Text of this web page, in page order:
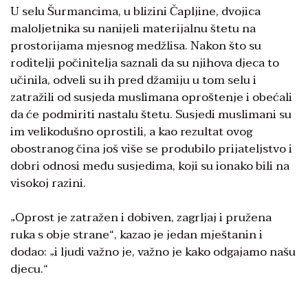
U selu Šurmancima, u blizini Čapljine, dvojica
maloljetnika su nanijeli materijalnu štetu na
prostorijama mjesnog medžlisa. Nakon što su
roditelji počinitelja saznali da su njihova djeca to
učinila, odveli su ih pred džamiju u tom selu i
zatražili od susjeda muslimana oproštenje i obećali
da će podmiriti nastalu štetu. Susjedi muslimani su
im velikodušno oprostili, a kao rezultat ovog
obostranog čina još više se produbilo prijateljstvo i
dobri odnosi među susjedima, koji su ionako bili na
visokoj razini.
„Oprost je zatražen i dobiven, zagrljaj i pružena
ruka s obje strane“, kazao je jedan mještanin i
dodao: „i ljudi važno je, važno je kako odgajamo našu
djecu.“